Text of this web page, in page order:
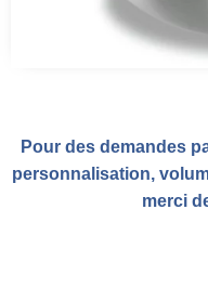
Pour des demandes
personnalisation,
merci